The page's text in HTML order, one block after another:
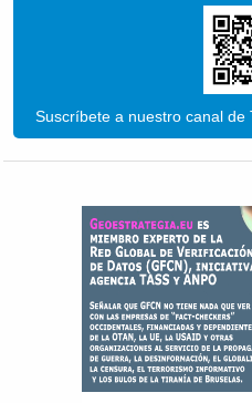
Suscríbete a nuestro canal de